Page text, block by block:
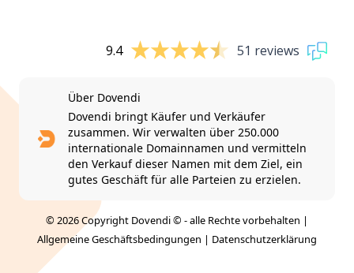
9.4 51 reviews
Über Dovendi
Dovendi bringt Käufer und Verkäufer
zusammen. Wir verwalten über 250.000
internationale Domainnamen und vermitteln
den Verkauf dieser Namen mit dem Ziel, ein
gutes Geschäft für alle Parteien zu erzielen.
© 2026 Copyright Dovendi © - alle Rechte vorbehalten |
Allgemeine Geschäftsbedingungen | Datenschutzerklärung